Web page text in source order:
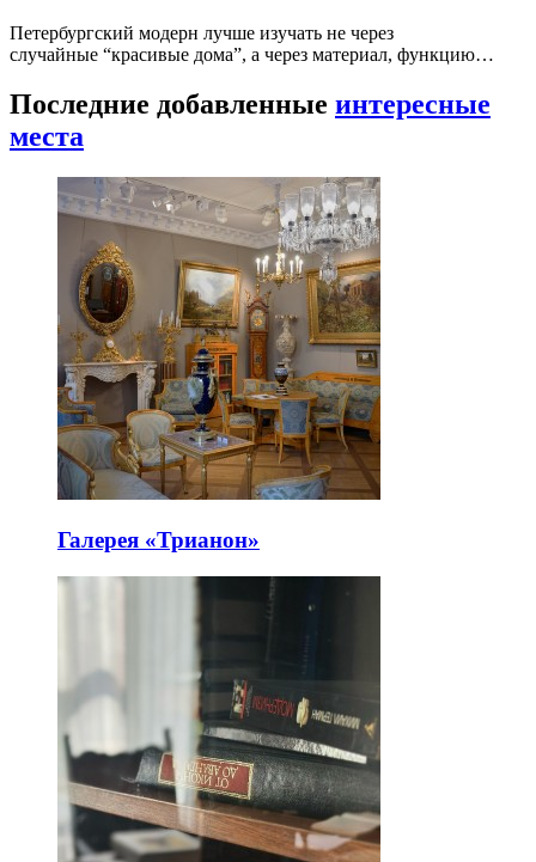
Петербургский модерн лучше изучать не через
случайные “красивые дома”, а через материал, функцию…
Последние добавленные интересные
места
Галерея «Трианон»